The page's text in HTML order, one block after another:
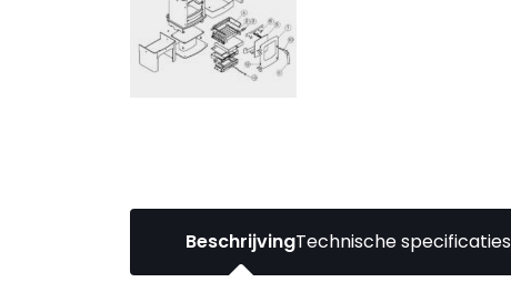
BeschrijvingTechnische specificaties